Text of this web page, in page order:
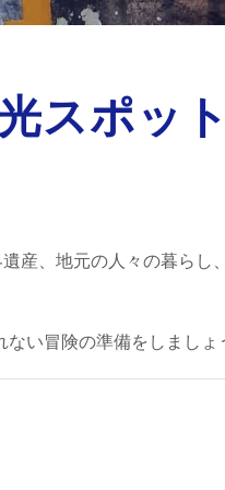
スポット
産、地元の人々の暮らし
い冒険の準備をしましょ